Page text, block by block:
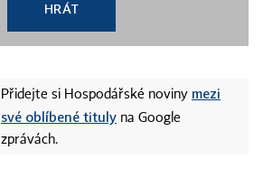
HRÁT
Přidejte si Hospodářské noviny mezi
své oblíbené tituly na Google
zprávách.